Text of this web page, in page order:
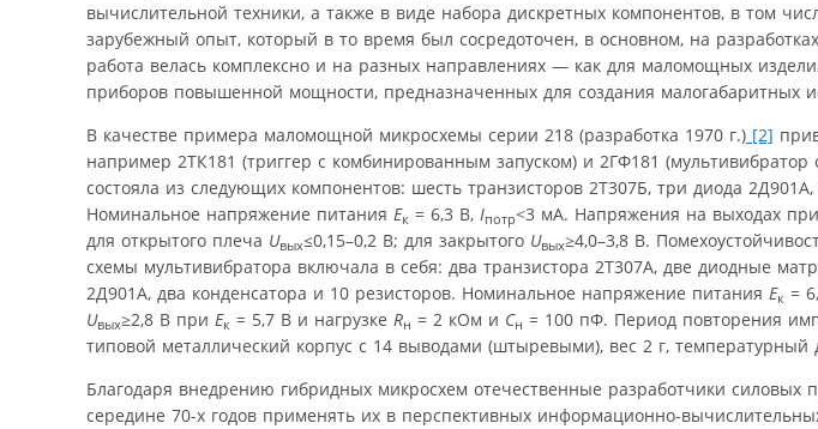
вычислительной техники, а также в виде набора дискретных компонентов, в том
зарубежный опыт, который в то время был сосредоточен, в основном, на
работа велась комплексно и на разных направлениях — как для маломощных
приборов повышенной мощности, предназначенных для создания малогабаритных
В качестве примера маломощной микросхемы серии 218 (разработка 1970 г.) [2]
например 2ТК181 (триггер с комбинированным запуском) и 2ГФ181 (мультивибратор
состояла из следующих компонентов: шесть транзисторов 2Т307Б, три диода
Номинальное напряжение питания Eк = 6,3 В, Iпотр<3 мА. Напряжения на выходах при
для открытого плеча Uвых≤0,15–0,2 В; для закрытого Uвых≥4,0–3,8 В.
схемы мультивибратора включала в себя: два транзистора 2Т307А, две диодные
2Д901А, два конденсатора и 10 резисторов. Номинальное напряжение питания Eк =
Uвых≥2,8 В при Eк = 5,7 В и нагрузке Rн = 2 кОм и Cн = 100 пФ. Период повторения
типовой металлический корпус с 14 выводами (штыревыми), вес 2 г, температурный
Благодаря внедрению гибридных микросхем отечественные разработчики силовых
середине 70-х годов применять их в перспективных информационно-